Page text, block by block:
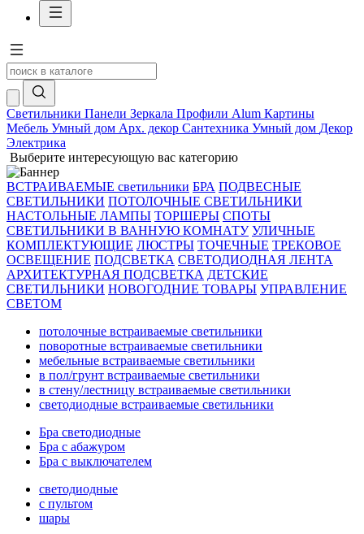
Светильники Панели Зеркала Профили Alum Картины
Мебель Умный дом Арх. декор Сантехника Умный дом Декор
Электрика
Выберите интересующую вас категорию
ВСТРАИВАЕМЫЕ светильники БРА ПОДВЕСНЫЕ
СВЕТИЛЬНИКИ ПОТОЛОЧНЫЕ СВЕТИЛЬНИКИ
НАСТОЛЬНЫЕ ЛАМПЫ ТОРШЕРЫ СПОТЫ
СВЕТИЛЬНИКИ В ВАННУЮ КОМНАТУ УЛИЧНЫЕ
КОМПЛЕКТУЮЩИЕ ЛЮСТРЫ ТОЧЕЧНЫЕ ТРЕКОВОЕ
ОСВЕЩЕНИЕ ПОДСВЕТКА СВЕТОДИОДНАЯ ЛЕНТА
АРХИТЕКТУРНАЯ ПОДСВЕТКА ДЕТСКИЕ
СВЕТИЛЬНИКИ НОВОГОДНИЕ ТОВАРЫ УПРАВЛЕНИЕ
СВЕТОМ
потолочные встраиваемые светильники
поворотные встраиваемые светильники
мебельные встраиваемые светильники
в пол/грунт встраиваемые светильники
в стену/лестницу встраиваемые светильники
светодиодные встраиваемые светильники
Бра светодиодные
Бра с абажуром
Бра с выключателем
светодиодные
с пультом
шары